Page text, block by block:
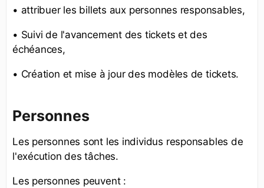
• attribuer les billets aux personnes responsables,
• Suivi de l'avancement des tickets et des
échéances,
• Création et mise à jour des modèles de tickets.
Personnes
Les personnes sont les individus responsables de
l'exécution des tâches.
Les personnes peuvent :